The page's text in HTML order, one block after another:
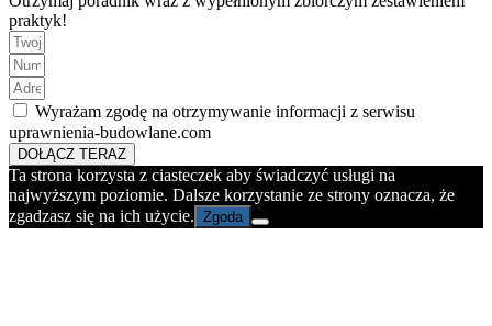
praktyk!
Wyrażam zgodę na otrzymywanie informacji z serwisu
uprawnienia-budowlane.com
DOŁĄCZ TERAZ
Ta strona korzysta z ciasteczek aby świadczyć usługi na
najwyższym poziomie. Dalsze korzystanie ze strony oznacza, że
zgadzasz się na ich użycie. Zgoda